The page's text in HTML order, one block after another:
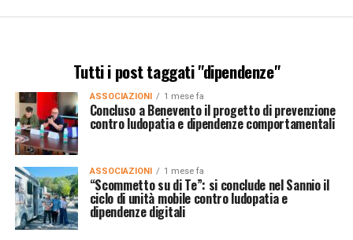
Tutti i post taggati "dipendenze"
ASSOCIAZIONI 1 mese fa
Concluso a Benevento il progetto di prevenzione
contro ludopatia e dipendenze comportamentali
ASSOCIAZIONI 1 mese fa
“Scommetto su di Te”: si conclude nel Sannio il
ciclo di unità mobile contro ludopatia e
dipendenze digitali